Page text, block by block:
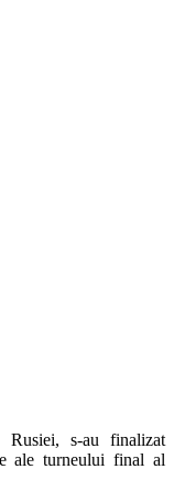
Rusiei, s-au finalizat
ale turneului final al